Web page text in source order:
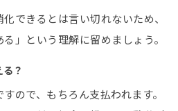
できるとは言い切れないため、
る」という理解に留めましょう。
？
ので、もちろん支払われます。